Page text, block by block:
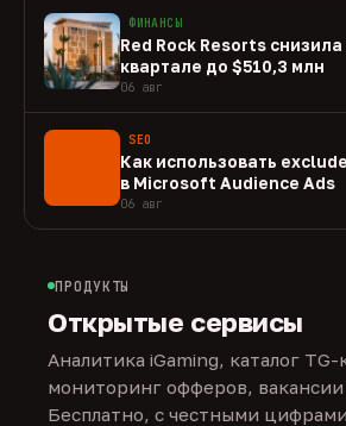
ФИНАНСЫ
Red Rock Resorts снизила
квартале до $510,3 млн
06 авг
SEO
Как использовать
в Microsoft Audience Ads
06 авг
ПРОДУКТЫ
Открытые сервисы
Аналитика iGaming, каталог TG-
мониторинг офферов,
Бесплатно, с честными